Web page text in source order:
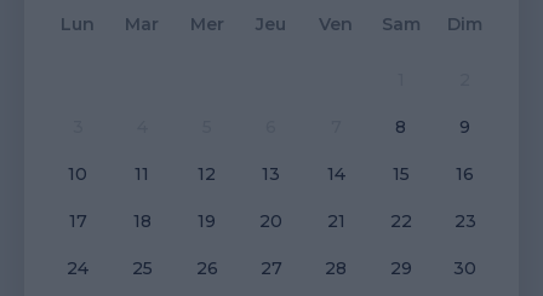
Lun Mar Mer Jeu Ven Sam Dim
8 9
10 11 12 13 14 15 16
17 18 19 20 21 22 23
24 25 26 27 28 29 30